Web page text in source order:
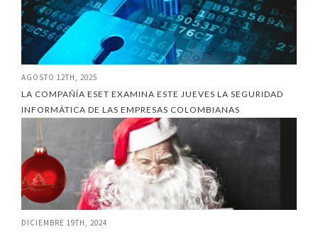
AGOSTO 12TH, 2025
LA COMPAÑÍA ESET EXAMINA ESTE JUEVES LA SEGURIDAD
INFORMÁTICA DE LAS EMPRESAS COLOMBIANAS
DICIEMBRE 19TH, 2024